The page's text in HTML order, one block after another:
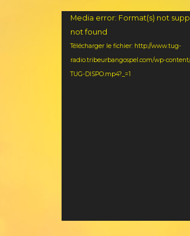
Lecteur
vidéo
Media error: Format(s) not
not found
Télécharger le fichier: http://www.tug-
radio.tribeurbangospel.com/wp-
TUG-DISPO.mp4?_=1